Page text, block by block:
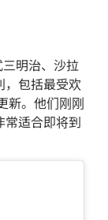
明治、沙拉
，包括最受欢
新。他们刚刚
常适合即将到